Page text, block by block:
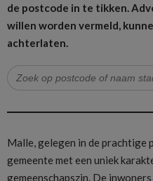
de postcode in te tikken.
willen worden vermeld,
achterlaten.
Zoek
naar:
Malle, gelegen in de prachtige
gemeente met een uniek
gemeenschapszin. De